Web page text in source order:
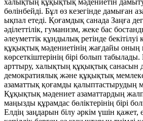
халықтың құқықтық мәдениетін дамыту
бөлінбейді. Бұл өз кезегінде дамыған
ықпал етеді. Қоғамдық санада Заңға
әділеттілік, гуманизм, жеке бас
әлеуметтік құндылық ретінде
құқықтық мәдениетінің жағдайы оның
көрсеткіштерінің бірі болып
арттыру, халықтың құқықтық санасын
демократиялық және құқықтық
азаматтық қоғамды қалыптастырудың
Құқықтық мәдениет азаматтардың
маңызды құрамдас бөліктерінің бірі
Елдің заңдарын білу әркім үшін қажет,